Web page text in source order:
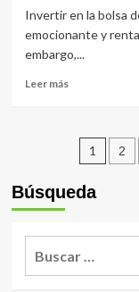
Gibelli
Luis
Estaba
de
Invertir en la bolsa
emocionante y
embargo,...
Leer másLeer
mejores
consejos
para
invertir
la
de
1 2
Búsqueda